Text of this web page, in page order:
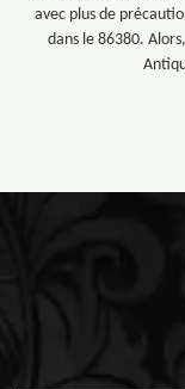
avec plus de
dans le 86380.